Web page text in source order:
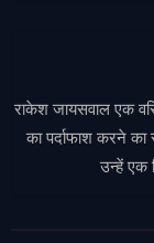
राकेश जायसवाल एक
का पर्दाफाश करने का
उन्हें एक